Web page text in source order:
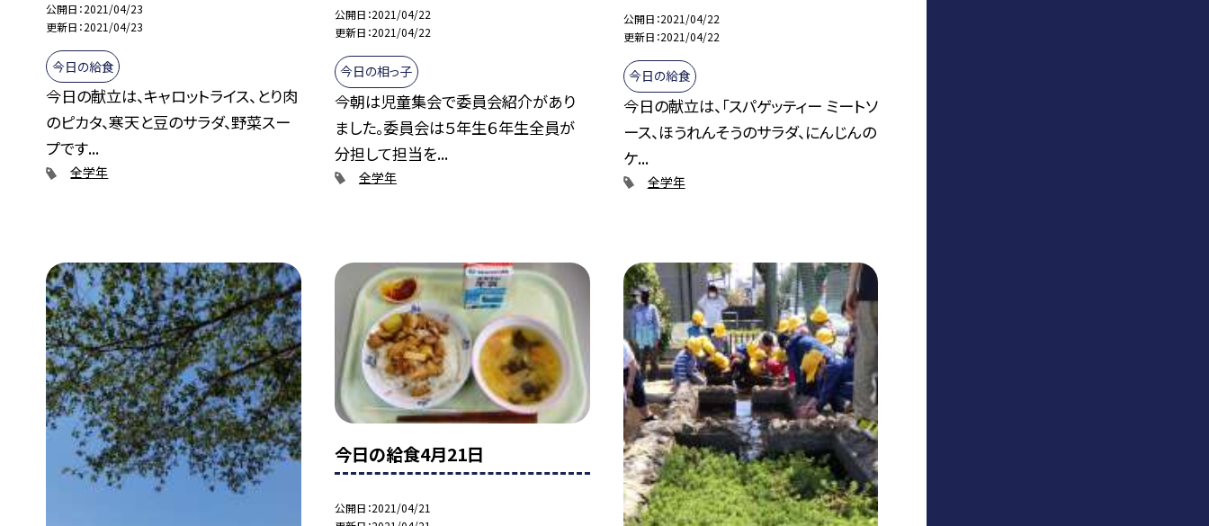
公開日 2021/04/23
更新日 2021/04/23
今日の給食
今日の献立は、キャロットライス、とり肉
のピカタ、寒天と豆のサラダ、野菜スー
プです...
全学年
公開日 2021/04/22
更新日 2021/04/22
今日の相っ子
今朝は児童集会で委員会紹介があり
ました。委員会は５年生６年生全員が
分担して担当を...
全学年
公開日 2021/04/22
更新日 2021/04/22
今日の給食
今日の献立は、「スパゲッティー ミートソ
ース、ほうれんそうのサラダ、にんじんの
ケ...
全学年
今日の給食4月21日
公開日 2021/04/21